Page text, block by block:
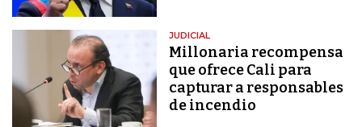
JUDICIAL
Millonaria recompensa
que ofrece Cali para
capturar a responsables
de incendio